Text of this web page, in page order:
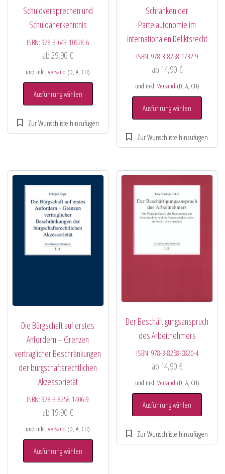
Schuldversprechen und
Schuldanerkenntnis
ISBN:978-3-643-10928-6
ab29,90€
und inkl.Versand (D, A, CH)
Ausführung wählen
Schranken der
Parteiautonomie im
internationalen Deliktsrecht
ISBN: 978-3-8258-1732-9
ab 14,90 €
und inkl. Versand (D, A, CH)
Ausführung wählen
Die Bürgschaft auf erstes
Anfordern – Grenzen
vertraglicher Beschränkungen
der bürgschaftsrechtlichen
Akzessorietät
ISBN:978-3-8258-1406-9
ab 19,90€
und inkl.Versand (D, A, CH)
Ausführung wählen
Der Beschäftigungsanspruch
des Arbeitnehmers
ISBN: 978-3-8258-0820-4
ab 14,90 €
und inkl. Versand (D, A, CH)
Ausführung wählen